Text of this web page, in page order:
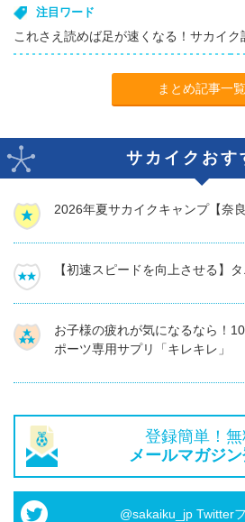
注目ワード
これさえ読めば足が速くなる！サカイク
まとめ記事一覧
サカイクおす
2026年夏サカイクキャンプ【奈良
【初速スピードを向上させる】
お子様の疲れが気になるなら！
ポーツ専用サプリ「キレキレ」
登録簡単！
メールマガジ
@sakaiku_jp Twitter